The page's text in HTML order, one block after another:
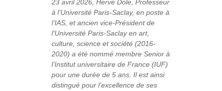
23 avril 2026, Hervé Dole, Professeur
à l’Université Paris-Saclay, en poste à
l’IAS, et ancien vice-Président de
l'Université Paris-Saclay en art,
culture, science et société (2016-
2020) a été nommé membre Senior à
l’Institut universitaire de France (IUF)
pour une durée de 5 ans. Il est ainsi
distingué pour l’excellence de ses